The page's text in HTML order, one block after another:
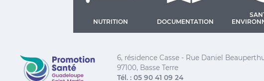
NUTRITION DOCUMENTATION
Promotion Santé Guadeloupe, Saint-Martin, Saint
6, résidence Casse - Rue Daniel
97100, Basse Terre
Tél. : 05 90 41 09 24